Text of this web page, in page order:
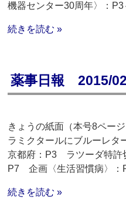
機器センター30周年〉：P3
続きを読む »
薬事日報 2015/
きょうの紙面（本号8ページ
ラミクタールにブルーレ
京都府：P3 ラツーダ特許
P7 企画〈生活習慣病〉：
続きを読む »